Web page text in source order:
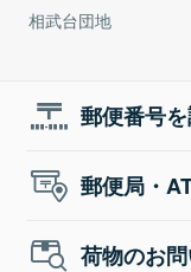
相武台団地
郵便番号
郵便局・
荷物のお